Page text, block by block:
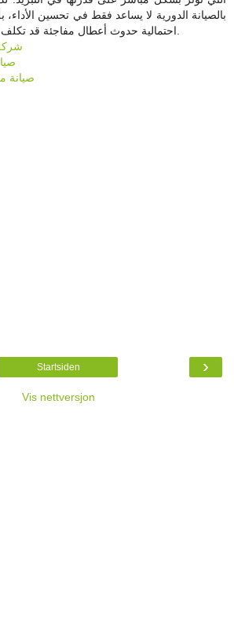
بالصيانة الدورية لا يساعد فقط في تحسين
احتمالية حدوث أعطال مفاجئة قد تكلف الكثير من المال.
صيانة
›
Startsiden
Vis nettversjon